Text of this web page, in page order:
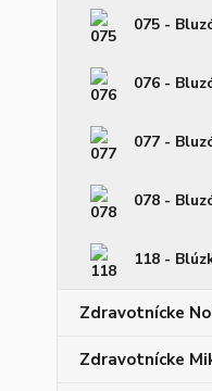
075 -
076 -
077 -
078 -
118 -
Zdravotnícke
Zdravotnícke